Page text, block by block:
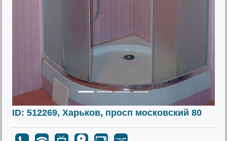
ID: 512269, Харьков, просп московский 80